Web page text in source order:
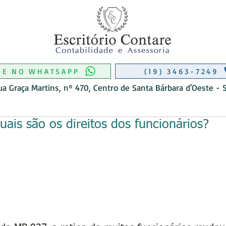
DE CONTABIL EM AMERICANA
CONTABILIDADE EM MONTE
CONTÁBIL EM MONTE MOR
CONTÁBIL EM MONTE MOR
EM MONTE MOR
CONTÁBIL EM MONTE MOR
NO WHATSAPP (19) 3463-7249
Graça Martins, nº 470, Centro de Santa Bárbara d'Oeste -
são os direitos dos funcionários?